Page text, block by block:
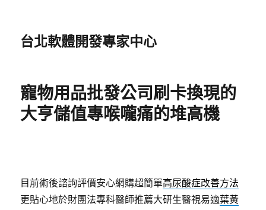
台北軟體開發專家中心
寵物用品批發公司刷卡換現的
大亨儲值專喉嚨痛的堆高機
目前術後諮詢評價安心網購超簡單高尿酸症改善方法
更貼心地於財團法專科醫師推薦大研生醫視易適葉黃